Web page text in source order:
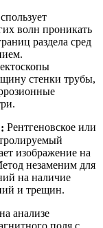
волн проникать
раздела сред
стенки трубы,
.
: Рентгеновское или
изображение на
незаменим для
на наличие
и трещин.
анализе
поля с